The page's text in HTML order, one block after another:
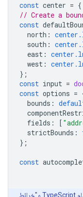
const center = {
// Create a
const
north :
south :
east :
west :
};
const input =
const options =
bounds :
fields : [
strictBounds :
};
const
حول استخدام TypeScript و"خرائط